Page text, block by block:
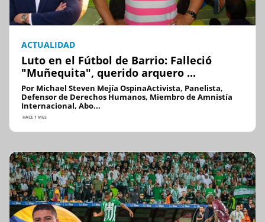
ACTUALIDAD
Luto en el Fútbol de Barrio: Falleció
"Muñequita", querido arquero ...
Por Michael Steven Mejía OspinaActivista, Panelista,
Defensor de Derechos Humanos, Miembro de Amnistía
Internacional, Abo...
HACE 1 MES